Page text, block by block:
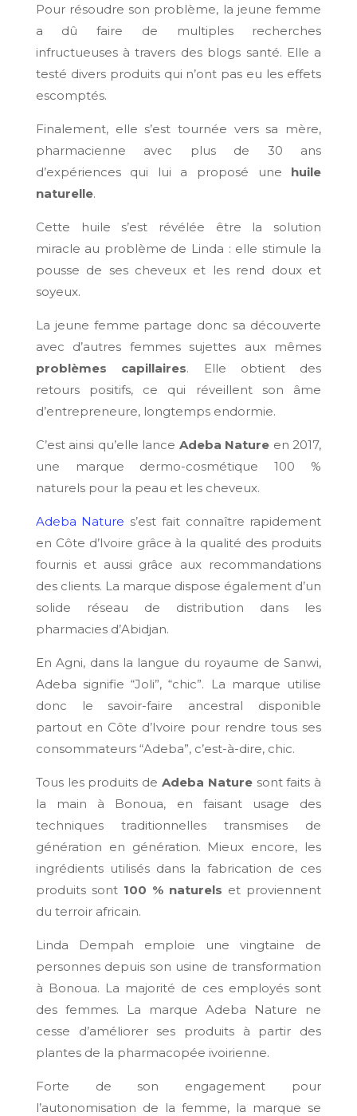
Pour résoudre son problème, la jeune femme
a dû faire de multiples recherches
infructueuses à travers des blogs santé. Elle a
testé divers produits qui n’ont pas eu les effets
escomptés.
Finalement, elle s’est tournée vers sa mère,
pharmacienne avec plus de 30 ans
d’expériences qui lui a proposé une huile
naturelle.
Cette huile s’est révélée être la solution
miracle au problème de Linda : elle stimule la
pousse de ses cheveux et les rend doux et
soyeux.
La jeune femme partage donc sa découverte
avec d’autres femmes sujettes aux mêmes
problèmes capillaires. Elle obtient des
retours positifs, ce qui réveillent son âme
d’entrepreneure, longtemps endormie.
C’est ainsi qu’elle lance Adeba Nature en 2017,
une marque dermo-cosmétique 100 %
naturels pour la peau et les cheveux.
Adeba Nature s’est fait connaître rapidement
en Côte d’Ivoire grâce à la qualité des produits
fournis et aussi grâce aux recommandations
des clients. La marque dispose également d’un
solide réseau de distribution dans les
pharmacies d’Abidjan.
En Agni, dans la langue du royaume de Sanwi,
Adeba signifie “Joli”, “chic”. La marque utilise
donc le savoir-faire ancestral disponible
partout en Côte d’Ivoire pour rendre tous ses
consommateurs “Adeba”, c’est-à-dire, chic.
Tous les produits de Adeba Naturesont faits à
la main à Bonoua, en faisant usage des
techniques traditionnelles transmises de
génération en génération. Mieux encore, les
ingrédients utilisés dans la fabrication de ces
produits sont100 % naturels et proviennent
du terroir africain.
Linda Dempah emploie une vingtaine de
personnes depuis son usine de transformation
à Bonoua. La majorité de ces employés sont
des femmes. La marque Adeba Nature ne
cesse d’améliorer ses produits à partir des
plantes de la pharmacopée ivoirienne.
Forte de son engagement pour
l’autonomisation de la femme, la marque se